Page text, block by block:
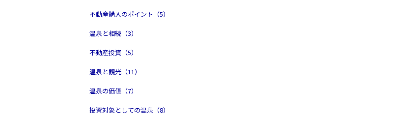
不動産購入のポイント（5）
温泉と相続（3）
不動産投資（5）
温泉と観光（11）
温泉の価値（7）
投資対象としての温泉（8）